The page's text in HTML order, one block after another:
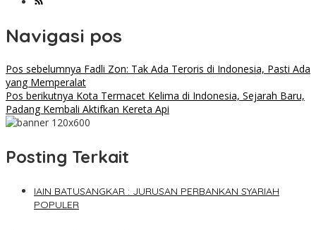
Navigasi pos
Pos sebelumnya Fadli Zon: Tak Ada Teroris di Indonesia, Pasti Ada
yang Memperalat
Pos berikutnya Kota Termacet Kelima di Indonesia, Sejarah Baru,
Padang Kembali Aktifkan Kereta Api
Posting Terkait
IAIN BATUSANGKAR : JURUSAN PERBANKAN SYARIAH
POPULER